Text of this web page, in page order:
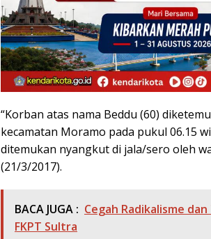
“Korban atas nama Beddu (60)
kecamatan Moramo pada pukul 06.15
ditemukan nyangkut di jala/sero oleh
(21/3/2017).
BACA JUGA : Cegah Radikalisme
FKPT Sultra